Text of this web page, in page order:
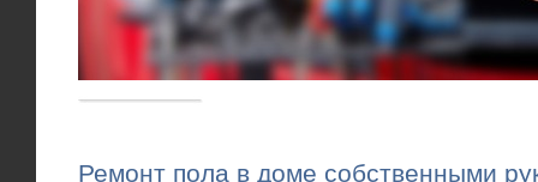
Ремонт пола в доме собственными